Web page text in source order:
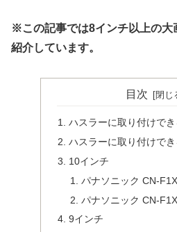
※この記事では8インチ以上の大
紹介しています。
目次
ハスラーに取り付けで
ハスラーに取り付けで
10インチ
パナソニック CN-
パナソニック CN-
9インチ